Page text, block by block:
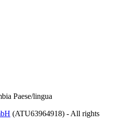
Paese/lingua
(ATU63964918) - All rights